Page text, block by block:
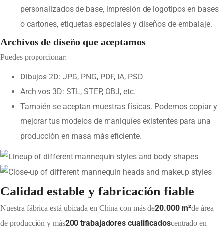
personalizados de base, impresión de logotipos en bases
o cartones, etiquetas especiales y diseños de embalaje.
Archivos de diseño que aceptamos
Puedes proporcionar:
Dibujos 2D: JPG, PNG, PDF, IA, PSD
Archivos 3D: STL, STEP, OBJ, etc.
También se aceptan muestras físicas. Podemos copiar y
mejorar tus modelos de maniquíes existentes para una
producción en masa más eficiente.
Calidad estable y fabricación fiable
Nuestra fábrica está ubicada en China con más de20.000 m²de área
de producción y más200 trabajadores cualificadoscentrado en